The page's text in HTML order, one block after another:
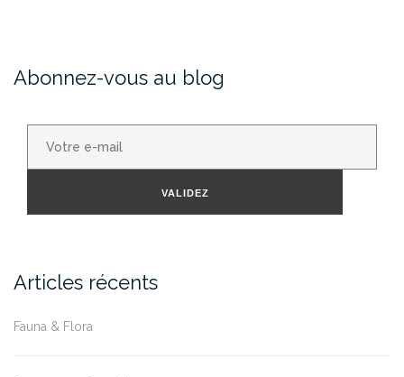
Abonnez-vous au blog
VALIDEZ
Articles récents
Fauna & Flora